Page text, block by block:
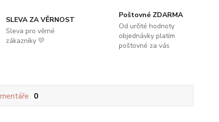
SLEVA ZA VĚRNOST
Sleva pro věrné
zákazníky 💛
Poštovné ZDARMA
Od určité hodnoty
objednávky platím
poštovné za vás
0